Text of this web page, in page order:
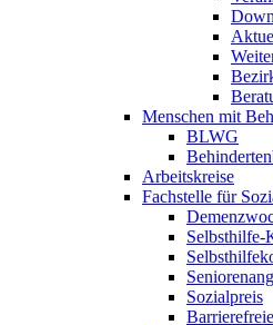
Menschen mit
BLWG
Arbeitskreise
Fachstelle für
Selbsthilfe-
Sozialpreis